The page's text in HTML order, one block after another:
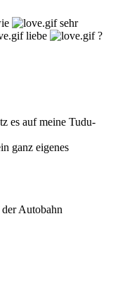
sehr
liebe ?
es auf meine Tudu-
ganz eigenes
Autobahn